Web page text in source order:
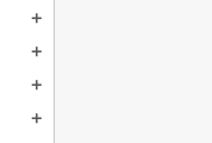
add
add
add
add